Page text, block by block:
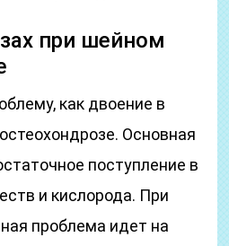
при шейном
как двоение в
Основная
поступление в
и кислорода. При
проблема идет на